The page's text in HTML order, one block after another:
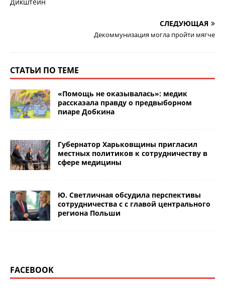
СЛЕДУЮЩАЯ
Декоммунизация могла пройти мягче
СТАТЬИ ПО ТЕМЕ
«Помощь не оказывалась»: медик
рассказала правду о предвыборном
пиаре Добкина
Губернатор Харьковщины пригласил
местных политиков к сотрудничеству в
сфере медицины
Ю. Светличная обсудила перспективы
сотрудничества с с главой центрального
региона Польши
FACEBOOK